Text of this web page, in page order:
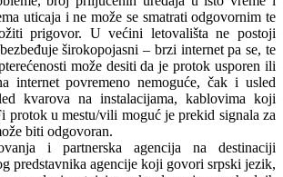
uticaja i ne može se smatrati odgovornim te
prigovor. U većini letovališta ne postoji
širokopojasni – brzi internet pa se, te
može desiti da je protok usporen ili
internet povremeno nemoguće, čak i usled
kvarova na instalacijama, kablovima koji
protok u mestu/vili moguć je prekid signala za
biti odgovoran.
i partnerska agencija na destinaciji
predstavnika agencije koji govori srpski jezik,